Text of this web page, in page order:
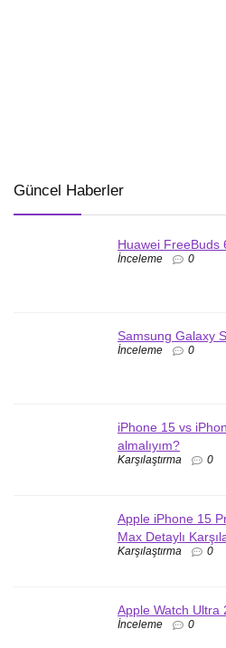
Güncel Haberler
Huawei FreeBuds
İnceleme 0
Samsung Galaxy
İnceleme 0
iPhone 15 vs
almalıyım?
Karşılaştırma 0
Apple iPhone 15
Max Detaylı
Karşılaştırma 0
Apple Watch Ultra
İnceleme 0